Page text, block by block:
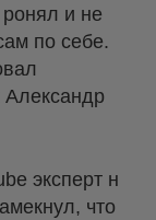
ронял и не
по себе.
Александр
эксперт н
что